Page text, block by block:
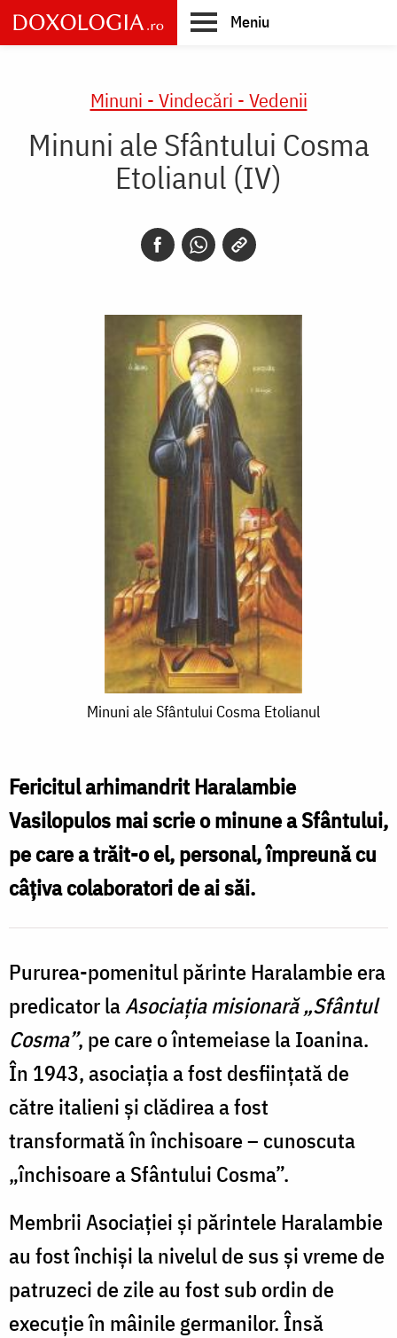
Skip
to
main
Meniu
Minuni - Vindecări - Vedenii
Minuni ale Sfântului Cosma
Etolianul (IV)
Cosma
Etolianul
Minuni ale Sfântului Cosma Etolianul
Fericitul arhimandrit Haralambie
Vasilopulos mai scrie o minune a Sfântului,
pe care a trăit-o el, personal, împreună cu
câţiva colaboratori de ai săi.
Pururea-pomenitul părinte Haralambie era
predicator laAsociaţia misionară „Sfântul
Cosma”, pe care o întemeiase la Ioanina.
În 1943, asociaţia a fost desfiinţată de
către italieni şi clădirea a fost
transformată în închisoare – cunoscuta
„închisoare a Sfântului Cosma”.
Membrii Asociaţiei şi părintele Haralambie
au fost închişi la nivelul de sus şi vreme de
patruzeci de zile au fost sub ordin de
execuţie în mâinile germanilor. Însă